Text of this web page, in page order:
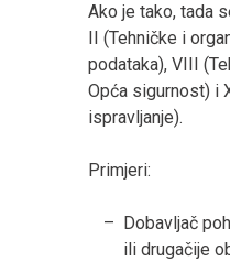
Ako je tako, tada
II (Tehničke i
podataka), VIII
Opća sigurnost) i
ispravljanje).
Primjeri:
Dobavljač
ili drugačije